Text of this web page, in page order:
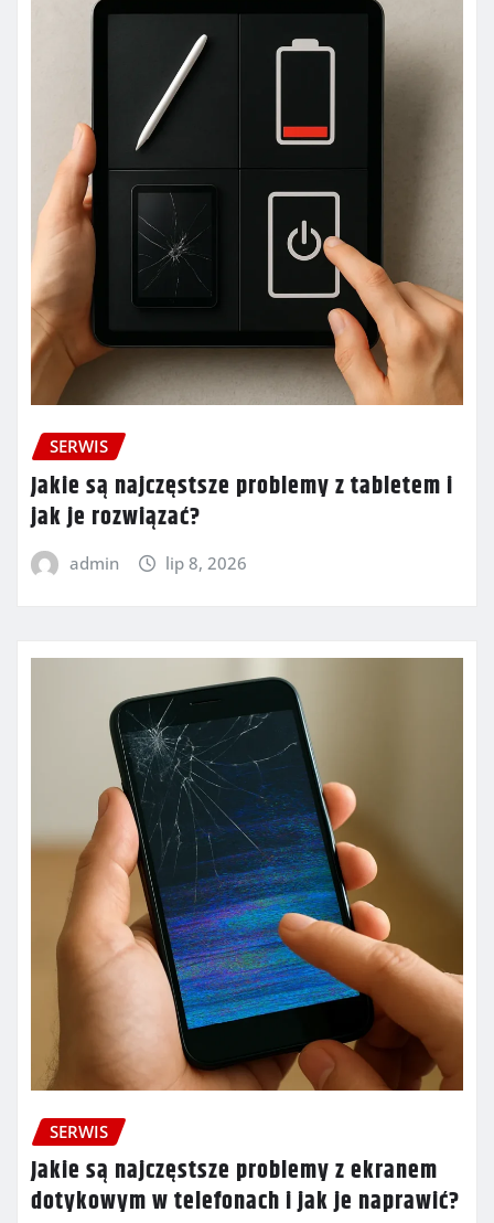
SERWIS
Jakie są najczęstsze problemy z tabletem i
jak je rozwiązać?
admin lip 8, 2026
SERWIS
Jakie są najczęstsze problemy z ekranem
dotykowym w telefonach i jak je naprawić?